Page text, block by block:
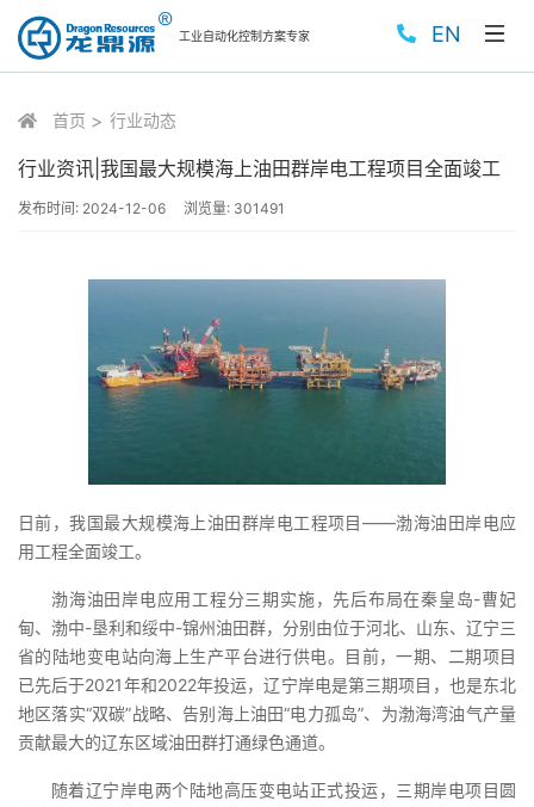
工业自动化控制方案专家 EN
首页 行业动态
行业资讯|我国最大规模海上油田群岸电工程项目全面竣工
发布时间: 2024-12-06 浏览量: 301491
日前，我国最大规模海上油田群岸电工程项目——渤海油田岸电应
用工程全面竣工。
渤海油田岸电应用工程分三期实施，先后布局在秦皇岛-曹妃
甸、渤中-垦利和绥中-锦州油田群，分别由位于河北、山东、辽宁三
省的陆地变电站向海上生产平台进行供电。目前，一期、二期项目
已先后于2021年和2022年投运，辽宁岸电是第三期项目，也是东北
地区落实“双碳”战略、告别海上油田“电力孤岛”、为渤海湾油气产量
贡献最大的辽东区域油田群打通绿色通道。
随着辽宁岸电两个陆地高压变电站正式投运，三期岸电项目圆